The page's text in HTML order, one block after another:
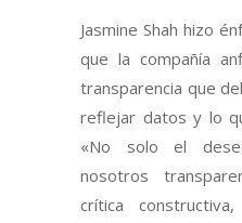
Jasmine Shah hizo
que la compañía
transparencia que
reflejar datos y lo
«No solo el
nosotros
crítica